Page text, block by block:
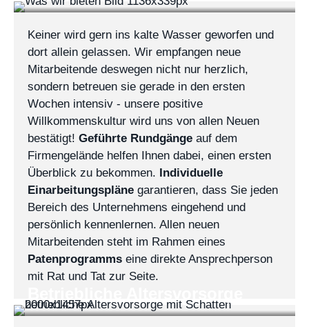
Keiner wird gern ins kalte Wasser geworfen und
dort allein gelassen. Wir empfangen neue
Mitarbeitende deswegen nicht nur herzlich,
sondern betreuen sie gerade in den ersten
Wochen intensiv - unsere positive
Willkommenskultur wird uns von allen Neuen
bestätigt! Geführte Rundgänge auf dem
Firmengelände helfen Ihnen dabei, einen ersten
Überblick zu bekommen. Individuelle
Einarbeitungspläne garantieren, dass Sie jeden
Bereich des Unternehmens eingehend und
persönlich kennenlernen. Allen neuen
Mitarbeitenden steht im Rahmen eines
Patenprogramms eine direkte Ansprechperson
mit Rat und Tat zur Seite.